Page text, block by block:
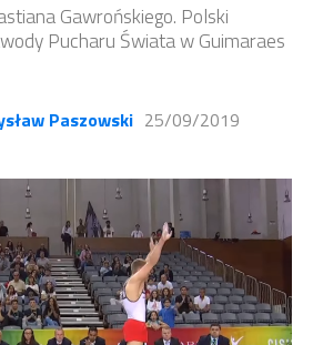
Gawrońskiego. Polski
Pucharu Świata w Guimaraes
Paszowski 25/09/2019